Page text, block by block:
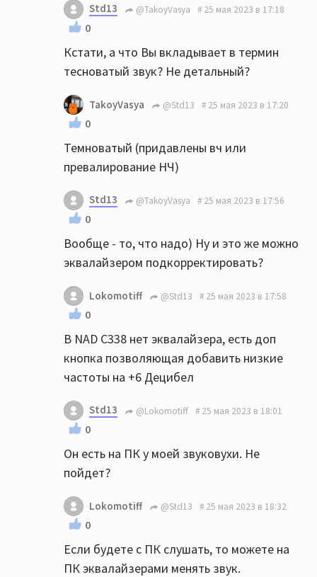
Std13 @TakoyVasya 25 мая 2023 в 17:18
0
Кстати, а что Вы вкладывает в термин
тесноватый звук? Не детальный?
TakoyVasya @Std13 25 мая 2023 в 17:20
0
Темноватый (придавлены вч или
превалирование НЧ)
Std13 @TakoyVasya 25 мая 2023 в 17:56
0
Вообще - то, что надо) Ну и это же можно
эквалайзером подкорректировать?
Lokomotiff @Std13 25 мая 2023 в 17:58
0
В NAD C338 нет эквалайзера, есть доп
кнопка позволяющая добавить низкие
частоты на +6 Децибел
Std13 @Lokomotiff 25 мая 2023 в 18:01
0
Он есть на ПК у моей звуковухи. Не
пойдет?
Lokomotiff @Std13 25 мая 2023 в 18:32
0
Если будете с ПК слушать, то можете на
ПК эквалайзерами менять звук.